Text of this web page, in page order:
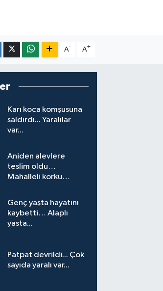
A- A+
Karı koca komşusuna
saldırdı... Yaralılar
var...
Aniden alevlere
teslim oldu…
Mahalleli korku
Genç yaşta hayatını
kaybetti… Alaplı
yasta...
Patpat devrildi... Çok
sayıda yaralı var...